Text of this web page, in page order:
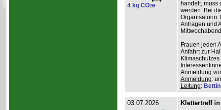
4 kg CO2e
handelt, muss
werden. Bei
Organisatorin.
Anfragen und
Frauen jeden
Anfahrt zur
Anmeldung
Anmeldung:
Leitung:
03.07.2026 Klettertreff